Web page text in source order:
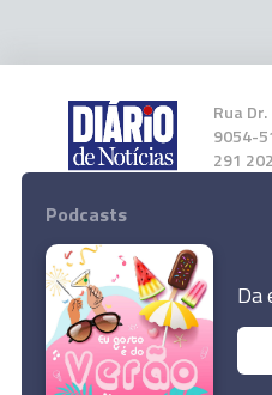
Rua
9054-
291
Instale a
© 2023 Empresa
Podcasts
Da